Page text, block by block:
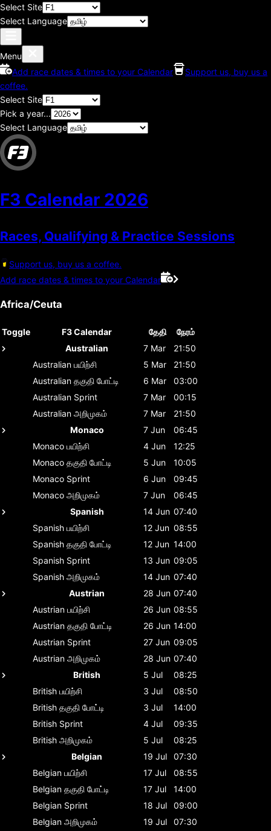
Select Site
Select Language
Menu
Add race dates & times to your Calendar
Support us, buy us a
coffee.
Select Site
Pick a year...
Select Language
F3 Calendar 2026
Races, Qualifying & Practice Sessions
Support us, buy us a coffee.
Add race dates & times to your Calendar
Africa/Ceuta
Toggle F3 Calendar தேதி
நேரம்
Australian
7 Mar
21:50
Australian பயிற்சி 5 Mar
21:50
Australian தகுதி போட்டி 6 Mar
03:00
Australian Sprint 7 Mar
00:15
Australian அறிமுகம் 7 Mar
21:50
Monaco
7 Jun
06:45
Monaco பயிற்சி 4 Jun
12:25
Monaco தகுதி போட்டி 5 Jun
10:05
Monaco Sprint 6 Jun
09:45
Monaco அறிமுகம் 7 Jun
06:45
Spanish
14 Jun 07:40
Spanish பயிற்சி 12 Jun 08:55
Spanish தகுதி போட்டி 12 Jun 14:00
Spanish Sprint 13 Jun 09:05
Spanish அறிமுகம் 14 Jun 07:40
Austrian
28 Jun 07:40
Austrian பயிற்சி 26 Jun 08:55
Austrian தகுதி போட்டி 26 Jun 14:00
Austrian Sprint 27 Jun 09:05
Austrian அறிமுகம் 28 Jun 07:40
British
5 Jul
08:25
British பயிற்சி 3 Jul
08:50
British தகுதி போட்டி 3 Jul
14:00
British Sprint 4 Jul
09:35
British அறிமுகம் 5 Jul
08:25
Belgian
19 Jul
07:30
Belgian பயிற்சி 17 Jul
08:55
Belgian தகுதி போட்டி 17 Jul
14:00
Belgian Sprint 18 Jul
09:00
Belgian அறிமுகம் 19 Jul
07:30